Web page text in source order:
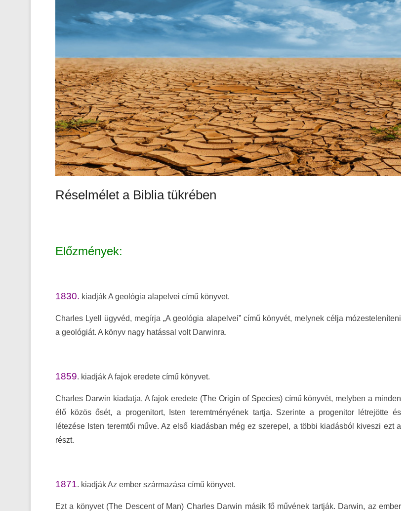
Réselmélet a Biblia tükrében
Előzmények:
1830. kiadják A geológia alapelvei című könyvet.
Charles Lyell ügyvéd, megírja „A geológia alapelvei” című könyvét, melynek célja mózesteleníteni
a geológiát. A könyv nagy hatással volt Darwinra.
1859. kiadják A fajok eredete című könyvet.
Charles Darwin kiadatja, A fajok eredete (The Origin of Species) című könyvét, melyben a minden
élő közös ősét, a progenitort, Isten teremtményének tartja. Szerinte a progenitor létrejötte és
létezése Isten teremtői műve. Az első kiadásban még ez szerepel, a többi kiadásból kiveszi ezt a
részt.
1871. kiadják Az ember származása című könyvet.
Ezt a könyvet (The Descent of Man) Charles Darwin másik fő művének tartják. Darwin, az ember